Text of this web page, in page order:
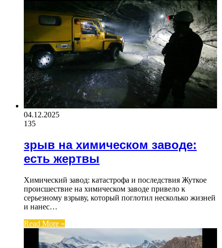
04.12.2025
135
зрыв на химическом заводе:
есть жертвы
Химический завод: катастрофа и последствия Жуткое
происшествие на химическом заводе привело к
серьезному взрыву, который поглотил несколько жизней
и нанес…
Read More »